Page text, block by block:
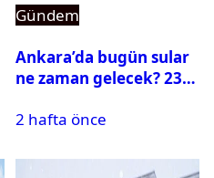
Gündem
Ankara’da bugün sular
ne zaman gelecek? 23
su kesintisi sorgulama
2 hafta önce